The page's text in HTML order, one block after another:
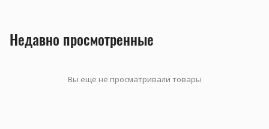
Недавно просмотренные
Вы еще не просматривали товары